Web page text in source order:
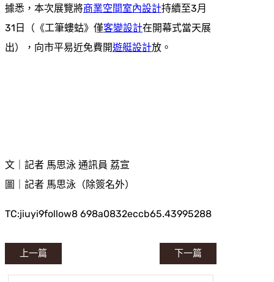
據悉，本次展覽將商業空間室內設計持續至3月
31日（《工筆螻蛄》僅客變設計在開幕式當天展
出），向市平易近免費開遊艇設計放。
文｜記者 馬思泳 通訊員 荔宣
圖｜記者 馬思泳（除簽名外）
TC:jiuyi9follow8 698a0832eccb65.43995288
上一篇 下一篇